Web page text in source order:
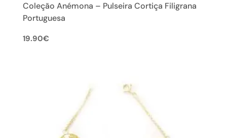
Coleção Anémona – Pulseira Cortiça Filigrana
Portuguesa
19.90€